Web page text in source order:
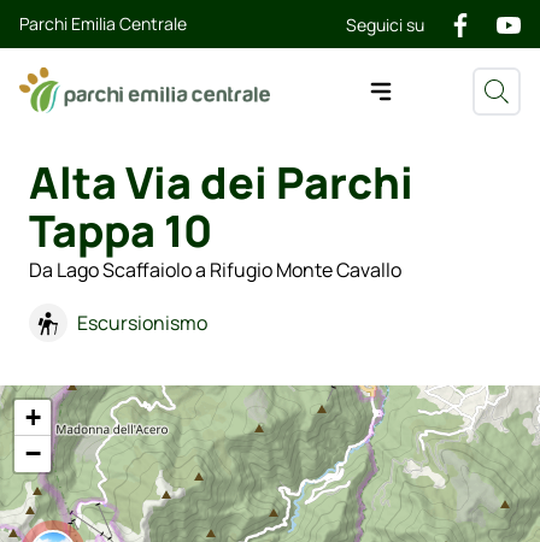
Parchi Emilia Centrale Seguici su
Alta Via dei Parchi
Tappa 10
Da Lago Scaffaiolo a Rifugio Monte Cavallo
Escursionismo
+
−